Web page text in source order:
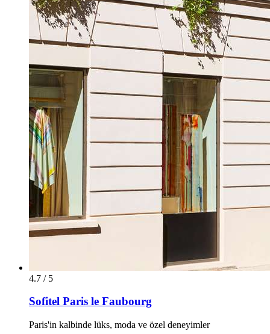
4.7 / 5
Sofitel Paris le Faubourg
Paris'in kalbinde lüks, moda ve özel deneyimler